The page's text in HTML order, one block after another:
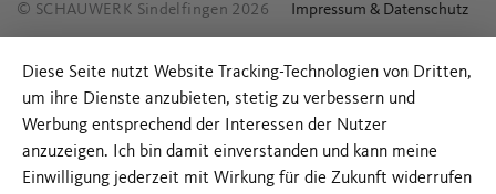
© SCHAUWERK Sindelfingen 2026 Impressum & Datenschutz
Diese Seite nutzt Website Tracking-Technologien von Dritten,
um ihre Dienste anzubieten, stetig zu verbessern und
Werbung entsprechend der Interessen der Nutzer
anzuzeigen. Ich bin damit einverstanden und kann meine
Einwilligung jederzeit mit Wirkung für die Zukunft widerrufen